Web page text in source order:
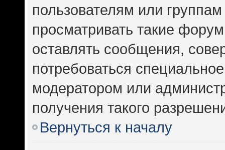
пользователям или
просматривать такие
оставлять сообщения,
потребоваться
модератором или
получения такого
Вернуться к началу